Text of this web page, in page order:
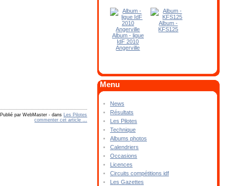
Publié par WebMaster - dans
Les Pilotes
commenter cet article
Album - ligue
IdF 2010
Angerville
Album -
KFS125
Menu
News
Résultats
Les Pilotes
Technique
Albums photos
Calendriers
Occasions
Licences
Circuits compétitions idf
Les Gazettes